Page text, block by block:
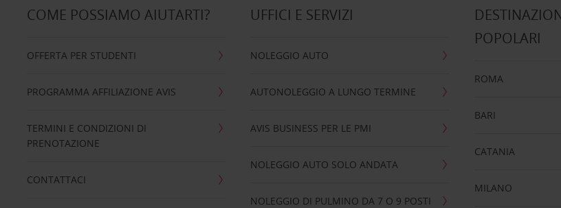
COME POSSIAMO AIUTARTI?
OFFERTA PER STUDENTI
PROGRAMMA AFFILIAZIONE AVIS
TERMINI E CONDIZIONI DI
PRENOTAZIONE
CONTATTACI
UFFICI E SERVIZI
NOLEGGIO AUTO
AUTONOLEGGIO A LUNGO TERMINE
AVIS BUSINESS PER LE PMI
NOLEGGIO AUTO SOLO ANDATA
NOLEGGIO DI PULMINO DA 7 O 9 POSTI
POPOLARI
ROMA
BARI
CATANIA
MILANO